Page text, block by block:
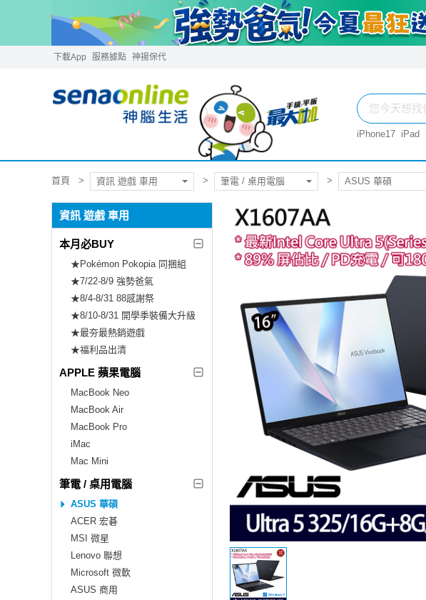
下載App 服務據點 神揚保代
iPhone17 iPad
首頁 資訊 遊戲 車用 筆電 / 桌用電腦 ASUS 華碩
資訊 遊戲 車用
本月必BUY
★Pokémon Pokopia 同捆組
★7/22-8/9 強勢爸氣
★8/4-8/31 88感謝祭
★8/10-8/31 開學季裝備大升級
★最夯最熱銷遊戲
★福利品出清
APPLE 蘋果電腦
MacBook Neo
MacBook Air
MacBook Pro
iMac
Mac Mini
筆電 / 桌用電腦
ASUS 華碩
ACER 宏碁
MSI 微星
Lenovo 聯想
Microsoft 微軟
ASUS 商用